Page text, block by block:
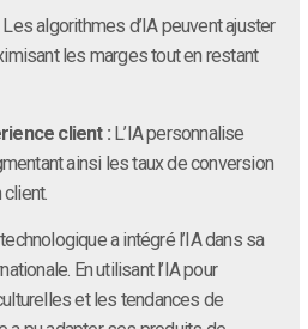
Les algorithmes d’IA peuvent ajuster
les marges tout en restant
client : L’IA personnalise
ainsi les taux de conversion
a intégré l’IA dans sa
En utilisant l’IA pour
et les tendances de